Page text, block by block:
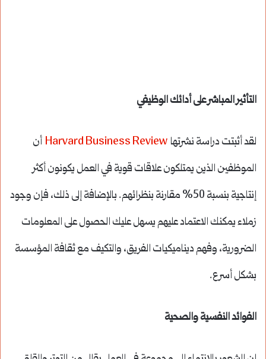
التأثير المباشر على أدائك الوظيفي
لقد أثبتت دراسة نشرتها Harvard Business Review أن
الموظفين الذين يمتلكون علاقات قوية في العمل يكونون أكثر
إنتاجية بنسبة 50% مقارنة بنظرائهم. بالإضافة إلى ذلك، فإن وجود
زملاء يمكنك الاعتماد عليهم يسهل عليك الحصول على المعلومات
الضرورية، وفهم ديناميكيات الفريق، والتكيف مع ثقافة المؤسسة
بشكل أسرع.
الفوائد النفسية والصحية